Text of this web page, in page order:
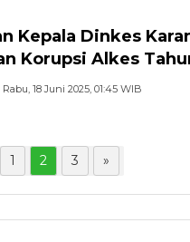
Kepala Dinkes
Korupsi Alkes
Rabu, 18 Juni 2025, 01:45 WIB
1 2 3 »